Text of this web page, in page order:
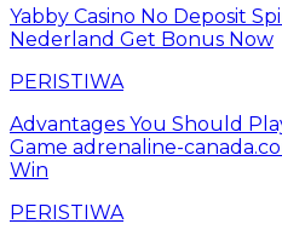
Yabby Casino No Deposit
Nederland Get Bonus Now
PERISTIWA
Advantages You Should
Game adrenaline-
Win
PERISTIWA